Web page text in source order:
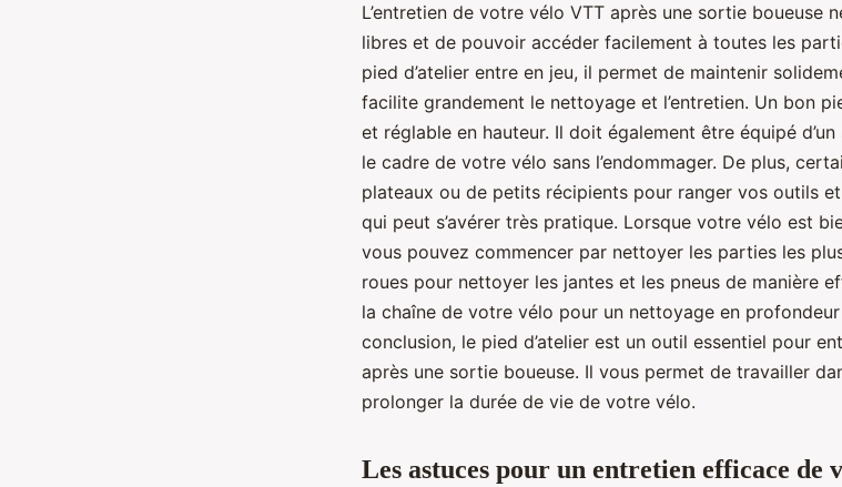
L’entretien de votre vélo VTT après une sortie boueuse
libres et de pouvoir accéder facilement à toutes les
pied d’atelier entre en jeu, il permet de maintenir
facilite grandement le nettoyage et l’entretien. Un bon
et réglable en hauteur. Il doit également être équipé
le cadre de votre vélo sans l’endommager. De plus,
plateaux ou de petits récipients pour ranger vos outils
qui peut s’avérer très pratique. Lorsque votre vélo est
vous pouvez commencer par nettoyer les parties les
roues pour nettoyer les jantes et les pneus de manière
la chaîne de votre vélo pour un nettoyage en
conclusion, le pied d’atelier est un outil essentiel pour
après une sortie boueuse. Il vous permet de travailler
prolonger la durée de vie de votre vélo.
Les astuces pour un entretien efficace de